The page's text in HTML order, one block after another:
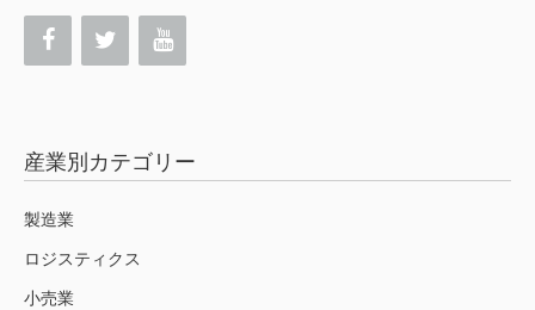
産業別カテゴリー
製造業
ロジスティクス
小売業